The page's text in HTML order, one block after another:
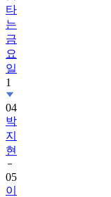
타
는
금
요
일
1
04
박
지
현
05
이